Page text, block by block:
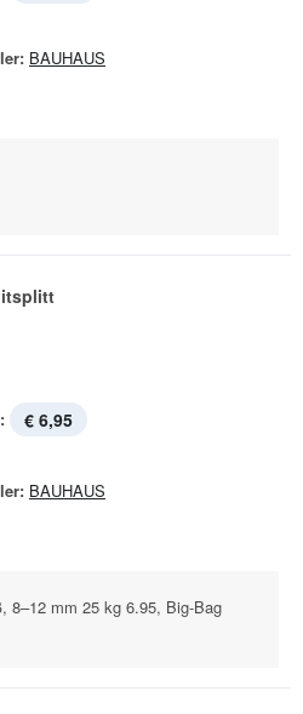
BAUHAUS
€ 6,95
BAUHAUS
8–12 mm 25 kg 6.95, Big-Bag